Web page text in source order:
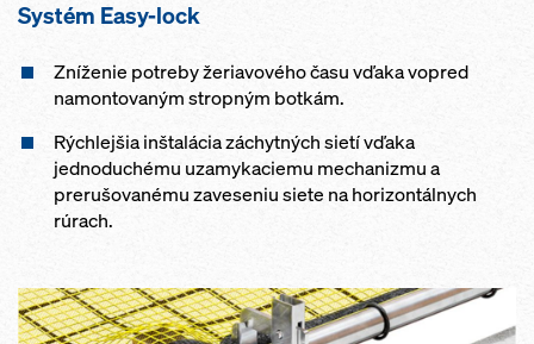
Systém Easy-lock
Zníženie potreby žeriavového času vďaka vopred
namontovaným stropným botkám.
Rýchlejšia inštalácia záchytných sietí vďaka
jednoduchému uzamykaciemu mechanizmu a
prerušovanému zaveseniu siete na horizontálnych
rúrach.